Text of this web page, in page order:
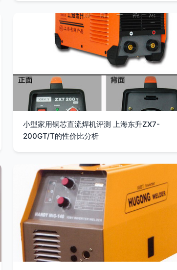
小型家用铜芯直流焊机评测 上海东升ZX7-
200GT/T的性价比分析